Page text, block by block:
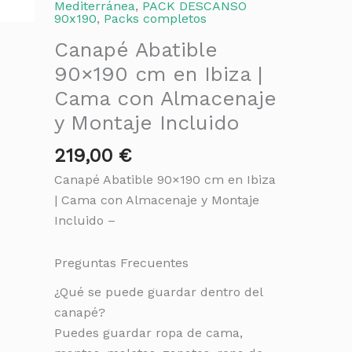
Mediterránea, PACK DESCANSO
90x190, Packs completos
Canapé Abatible
90×190 cm en Ibiza |
Cama con Almacenaje
y Montaje Incluido
219,00 €
Canapé Abatible 90×190 cm en Ibiza
| Cama con Almacenaje y Montaje
Incluido –
Preguntas Frecuentes
¿Qué se puede guardar dentro del
canapé?
Puedes guardar ropa de cama,